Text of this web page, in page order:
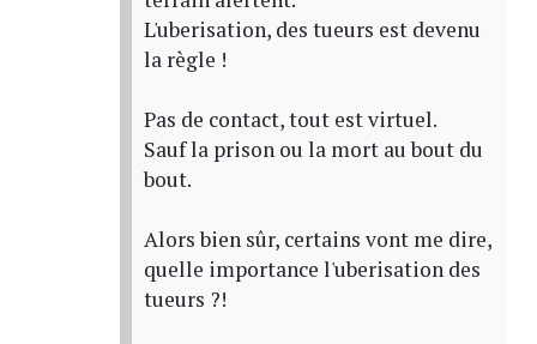
L'uberisation, des tueurs est devenu
la règle !
Pas de contact, tout est virtuel.
Sauf la prison ou la mort au bout du
bout.
Alors bien sûr, certains vont me dire,
quelle importance l'uberisation des
tueurs ?!